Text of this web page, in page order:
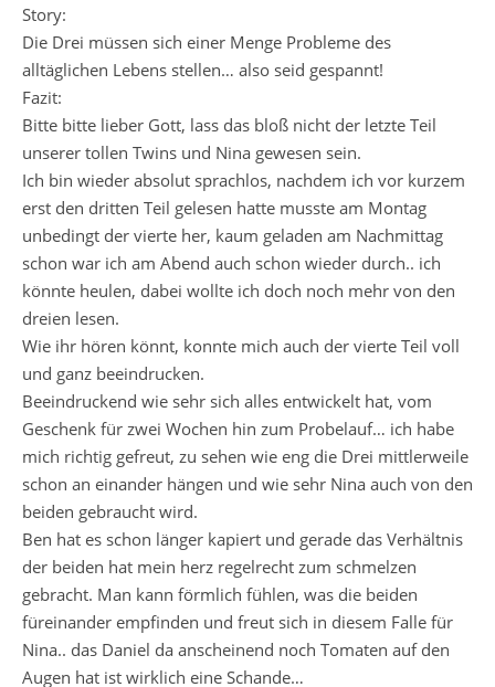
Story:
Die Drei müssen sich einer Menge Probleme des
alltäglichen Lebens stellen… also seid gespannt!
Fazit:
Bitte bitte lieber Gott, lass das bloß nicht der letzte Teil
unserer tollen Twins und Nina gewesen sein.
Ich bin wieder absolut sprachlos, nachdem ich vor kurzem
erst den dritten Teil gelesen hatte musste am Montag
unbedingt der vierte her, kaum geladen am Nachmittag
schon war ich am Abend auch schon wieder durch.. ich
könnte heulen, dabei wollte ich doch noch mehr von den
dreien lesen.
Wie ihr hören könnt, konnte mich auch der vierte Teil voll
und ganz beeindrucken.
Beeindruckend wie sehr sich alles entwickelt hat, vom
Geschenk für zwei Wochen hin zum Probelauf… ich habe
mich richtig gefreut, zu sehen wie eng die Drei mittlerweile
schon an einander hängen und wie sehr Nina auch von den
beiden gebraucht wird.
Ben hat es schon länger kapiert und gerade das Verhältnis
der beiden hat mein herz regelrecht zum schmelzen
gebracht. Man kann förmlich fühlen, was die beiden
füreinander empfinden und freut sich in diesem Falle für
Nina.. das Daniel da anscheinend noch Tomaten auf den
Augen hat ist wirklich eine Schande…